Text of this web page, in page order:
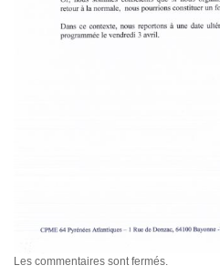
Les commentaires sont fermés.